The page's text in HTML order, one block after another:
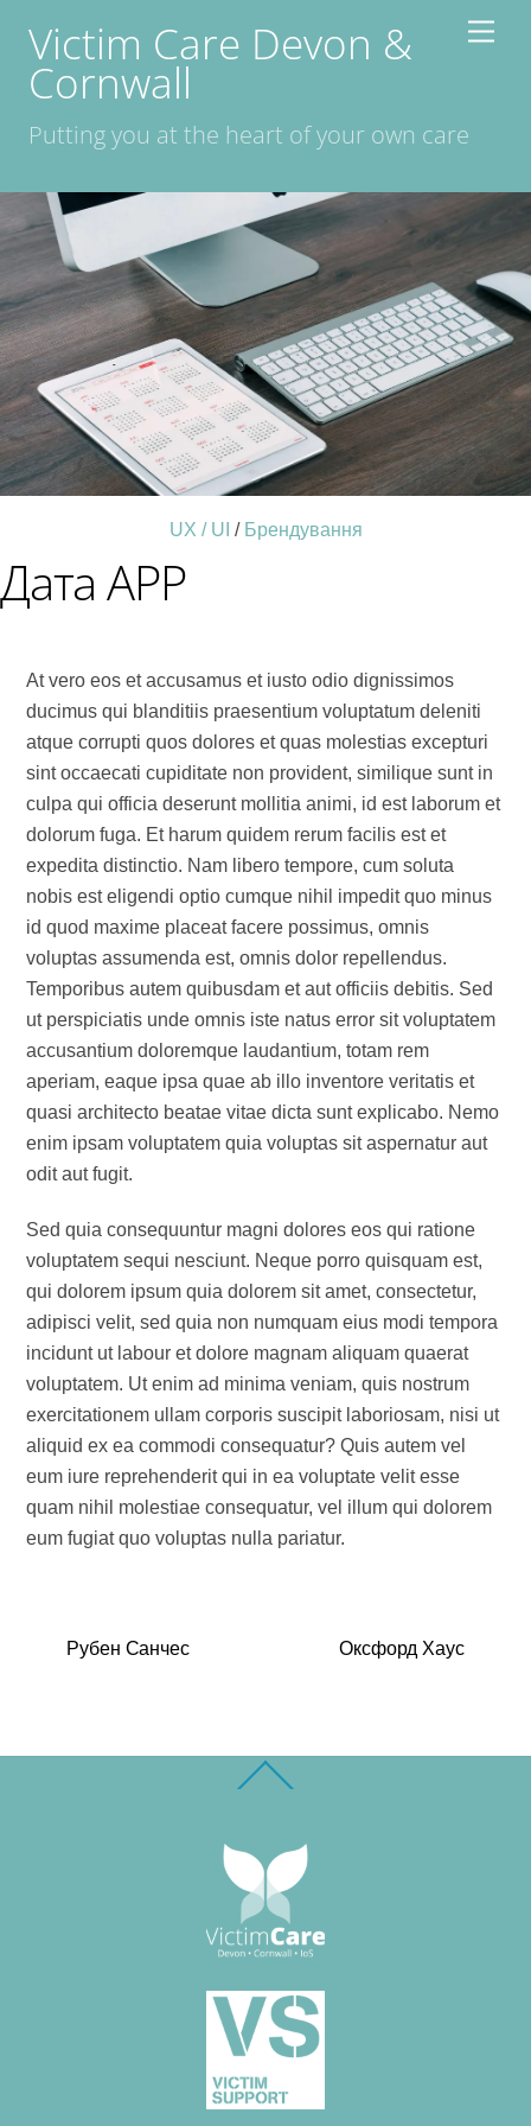
content
Victim Care Devon &
Cornwall
Putting you at the heart of your own care
UX / UI / Брендування
Дата APP
At vero eos et accusamus et iusto odio dignissimos
ducimus qui blanditiis praesentium voluptatum deleniti
atque corrupti quos dolores et quas molestias excepturi
sint occaecati cupiditate non provident, similique sunt in
culpa qui officia deserunt mollitia animi, id est laborum et
dolorum fuga. Et harum quidem rerum facilis est et
expedita distinctio. Nam libero tempore, cum soluta
nobis est eligendi optio cumque nihil impedit quo minus
id quod maxime placeat facere possimus, omnis
voluptas assumenda est, omnis dolor repellendus.
Temporibus autem quibusdam et aut officiis debitis. Sed
ut perspiciatis unde omnis iste natus error sit voluptatem
accusantium doloremque laudantium, totam rem
aperiam, eaque ipsa quae ab illo inventore veritatis et
quasi architecto beatae vitae dicta sunt explicabo. Nemo
enim ipsam voluptatem quia voluptas sit aspernatur aut
odit aut fugit.
Sed quia consequuntur magni dolores eos qui ratione
voluptatem sequi nesciunt. Neque porro quisquam est,
qui dolorem ipsum quia dolorem sit amet, consectetur,
adipisci velit, sed quia non numquam eius modi tempora
incidunt ut labour et dolore magnam aliquam quaerat
voluptatem. Ut enim ad minima veniam, quis nostrum
exercitationem ullam corporis suscipit laboriosam, nisi ut
aliquid ex ea commodi consequatur? Quis autem vel
eum iure reprehenderit qui in ea voluptate velit esse
quam nihil molestiae consequatur, vel illum qui dolorem
eum fugiat quo voluptas nulla pariatur.
Рубен Санчес Оксфорд Хаус
To